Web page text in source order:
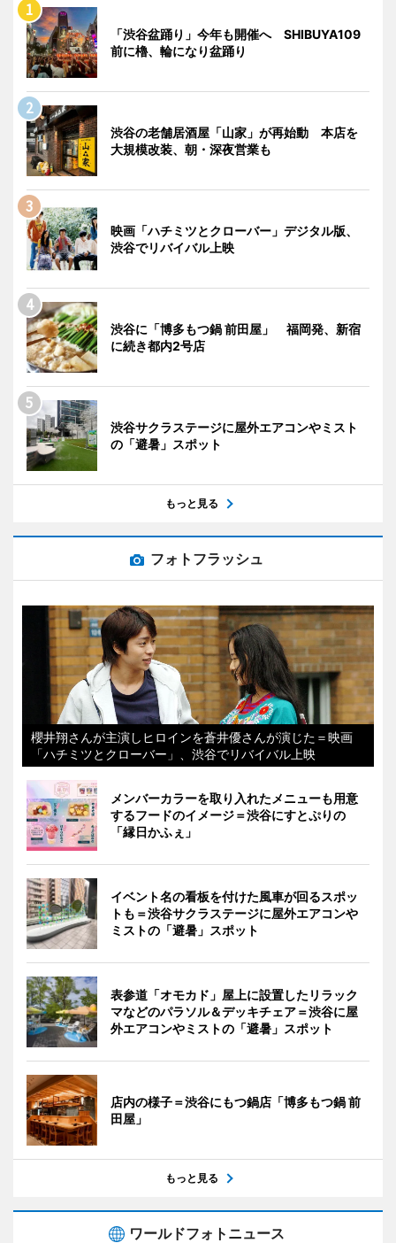
「渋谷盆踊り」今年も開催へ SHIBUYA109
前に櫓、輪になり盆踊り
渋谷の老舗居酒屋「山家」が再始動 本店を
大規模改装、朝・深夜営業も
映画「ハチミツとクローバー」デジタル版、
渋谷でリバイバル上映
渋谷に「博多もつ鍋 前田屋」 福岡発、新宿
に続き都内2号店
渋谷サクラステージに屋外エアコンやミスト
の「避暑」スポット
もっと見る
フォトフラッシュ
櫻井翔さんが主演しヒロインを蒼井優さんが演じた＝映画
「ハチミツとクローバー」、渋谷でリバイバル上映
メンバーカラーを取り入れたメニューも用意
するフードのイメージ＝渋谷にすとぷりの
「縁日かふぇ」
イベント名の看板を付けた風車が回るスポッ
トも＝渋谷サクラステージに屋外エアコンや
ミストの「避暑」スポット
表参道「オモカド」屋上に設置したリラック
マなどのパラソル＆デッキチェア＝渋谷に屋
外エアコンやミストの「避暑」スポット
店内の様子＝渋谷にもつ鍋店「博多もつ鍋 前
田屋」
もっと見る
ワールドフォトニュース